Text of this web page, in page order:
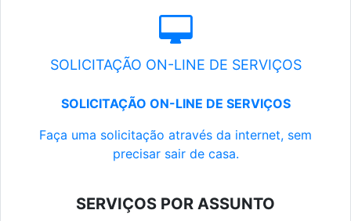
SOLICITAÇÃO ON-LINE DE SERVIÇOS
SOLICITAÇÃO ON-LINE DE SERVIÇOS
Faça uma solicitação através da internet, sem
precisar sair de casa.
SERVIÇOS POR ASSUNTO